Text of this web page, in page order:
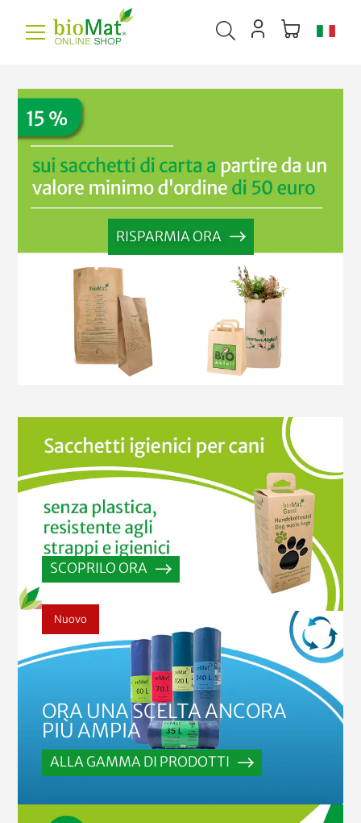
RISPARMIA ORA
SCOPRILO ORA
ORA UNA SCELTA ANCORA
PIÙ AMPIA
ALLA GAMMA DI PRODOTTI
Nuovo